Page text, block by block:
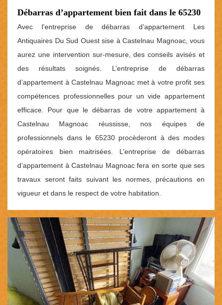
Débarras d’appartement bien fait dans le 65230
Avec l’entreprise de débarras d’appartement Les
Antiquaires Du Sud Ouest sise à Castelnau Magnoac, vous
aurez une intervention sur-mesure, des conseils avisés et
des résultats soignés. L’entreprise de débarras
d’appartement à Castelnau Magnoac met à votre profit ses
compétences professionnelles pour un vide appartement
efficace. Pour que le débarras de votre appartement à
Castelnau Magnoac réussisse, nos équipes de
professionnels dans le 65230 procèderont à des modes
opératoires bien maitrisées. L’entreprise de débarras
d’appartement à Castelnau Magnoac fera en sorte que ses
travaux seront faits suivant les normes, précautions en
vigueur et dans le respect de votre habitation.